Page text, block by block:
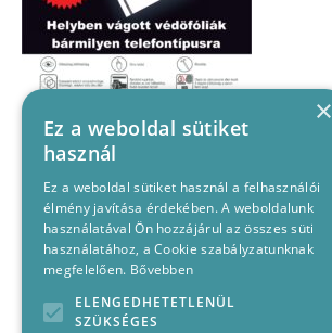
×
Ez a weboldal sütiket
használ
Ez a weboldal sütiket használ a felhasználói
élmény javítása érdekében. A weboldalunk
használatával Ön hozzájárul az összes süti
használatához, a Cookie szabályzatunknak
megfelelően. Bővebben
ELENGEDHETETLENÜL
SZÜKSÉGES